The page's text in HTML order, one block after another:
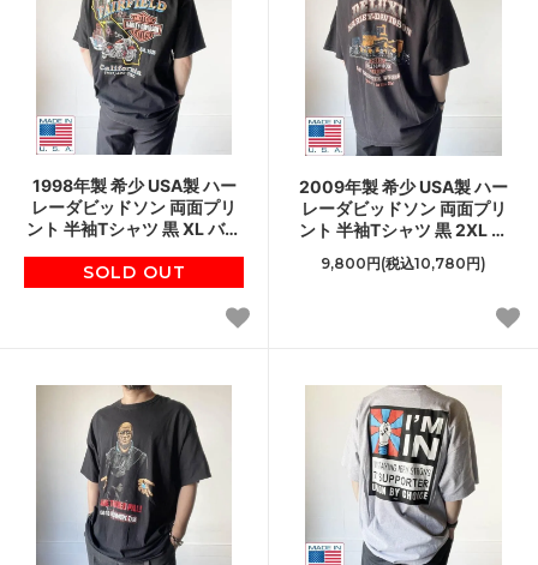
1998年製 希少 USA製 ハー
レーダビッドソン 両面プリ
ント 半袖Tシャツ 黒 XL バイ
ンテージ D148
SOLD OUT
2009年製 希少 USA製 ハー
レーダビッドソン 両面プリ
ント 半袖Tシャツ 黒 2XL バ
イカー ブラック アメリカ製
D148
9,800円(税込10,780円)